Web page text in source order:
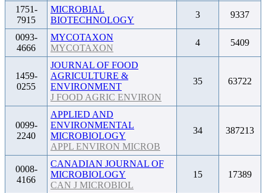
1751-
7915
MICROBIAL
BIOTECHNOLOGY
3 9337
0093-
4666
MYCOTAXON
MYCOTAXON
4 5409
1459-
0255
JOURNAL OF FOOD
AGRICULTURE &
ENVIRONMENT
J FOOD AGRIC ENVIRON
35 63722
0099-
2240
APPLIED AND
ENVIRONMENTAL
MICROBIOLOGY
APPL ENVIRON MICROB
34 387213
0008-
4166
CANADIAN JOURNAL OF
MICROBIOLOGY
CAN J MICROBIOL
15 17389